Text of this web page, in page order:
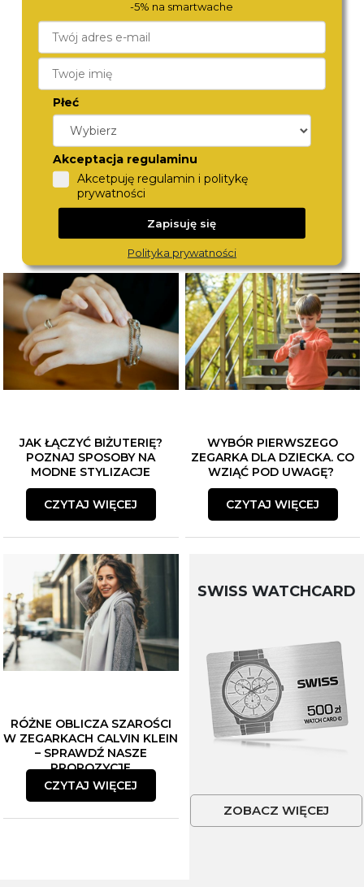
FESTINA
20074/4
659,-
TOMMY HILFIGER
690,-
JAK ŁĄCZYĆ BIŻUTERIĘ?
POZNAJ SPOSOBY NA
MODNE STYLIZACJE
CZYTAJ WIĘCEJ
WYBÓR PIERWSZEGO
ZEGARKA DLA DZIECKA. CO
WZIĄĆ POD UWAGĘ?
CZYTAJ WIĘCEJ
RÓŻNE OBLICZA SZAROŚCI
W ZEGARKACH CALVIN KLEIN
– SPRAWDŹ NASZE
PROPOZYCJE
CZYTAJ WIĘCEJ
SWISS WATCHCARD
ZOBACZ WIĘCEJ
-5% na smartwache
Płeć
Akceptacja regulaminu
Akcetpuję regulamin i politykę
prywatności
Zapisuję się
Polityka prywatności